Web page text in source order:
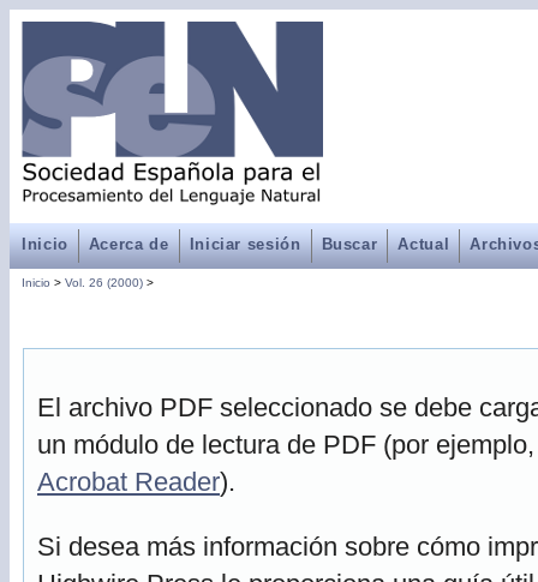
Inicio Acerca de Iniciar sesión Buscar Actual
Inicio > Vol. 26 (2000) >
El archivo PDF seleccionado se debe
un módulo de lectura de PDF (por
Acrobat Reader).
Si desea más información sobre cómo